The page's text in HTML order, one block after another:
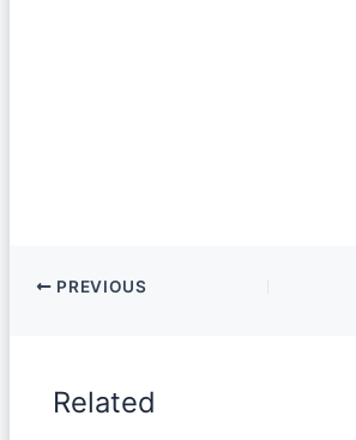
PREVIOUS
Related